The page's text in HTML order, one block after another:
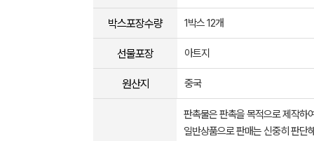
박스포장수량 1박스 12개
선물포장 아트지
원산지 중국
판촉물은 판촉을 목적으로 제작하
일반상품으로 판매는 신중히 판단